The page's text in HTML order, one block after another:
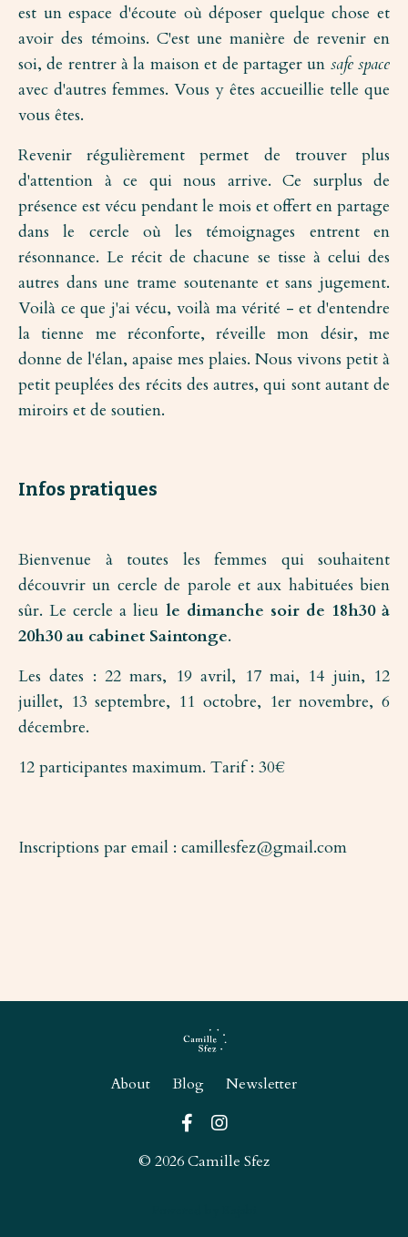
est un espace d'écoute où déposer quelque chose et
avoir des témoins. C'est une manière de revenir en
soi, de rentrer à la maison et de partager un safe space
avec d'autres femmes. Vous y êtes accueillie telle que
vous êtes.
Revenir régulièrement permet de trouver plus
d'attention à ce qui nous arrive. Ce surplus de
présence est vécu pendant le mois et offert en partage
dans le cercle où les témoignages entrent en
résonnance. Le récit de chacune se tisse à celui des
autres dans une trame soutenante et sans jugement.
Voilà ce que j'ai vécu, voilà ma vérité - et d'entendre
la tienne me réconforte, réveille mon désir, me
donne de l'élan, apaise mes plaies. Nous vivons petit à
petit peuplées des récits des autres, qui sont autant de
miroirs et de soutien.
Infos pratiques
Bienvenue à toutes les femmes qui souhaitent
découvrir un cercle de parole et aux habituées bien
sûr. Le cercle a lieu le dimanche soir de 18h30 à
20h30 au cabinet Saintonge.
Les dates : 22 mars, 19 avril, 17 mai, 14 juin, 12
juillet, 13 septembre, 11 octobre, 1er novembre, 6
décembre.
12 participantes maximum. Tarif : 30€
Inscriptions par email : camillesfez@gmail.com
About Blog Newsletter
© 2026 Camille Sfez